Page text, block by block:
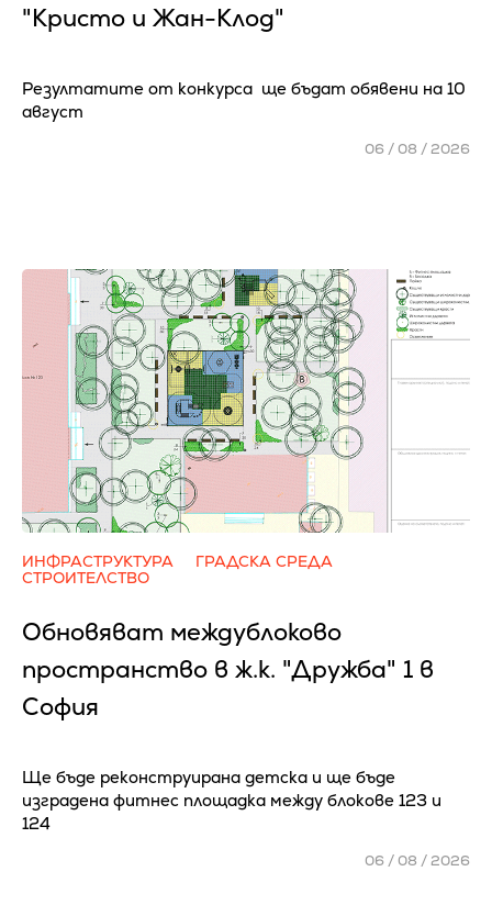
"Кристо и Жан-Клод"
Резултатите от конкурса ще бъдат обявени на 10
август
06 / 08 / 2026
ИНФРАСТРУКТУРА
ГРАДСКА СРЕДА
СТРОИТЕЛСТВО
Обновяват междублоково
пространство в ж.к. "Дружба" 1 в
София
Ще бъде реконструирана детска и ще бъде
изградена фитнес площадка между блокове 123 и
124
06 / 08 / 2026